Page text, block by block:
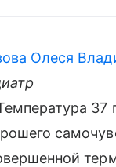
Олеся
37